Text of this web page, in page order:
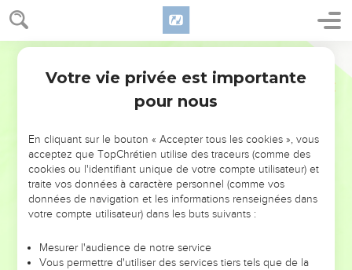
NE MANQUEZ PAS L’ÉVÉNEMENT
DE L’ANNÉE !
ET SI LEURS ERREURS POUVAIENT VOUS ÉVITER LES
VOTRES ?
leur foi ou leur vision. Mais on voit moins les doutes, les erreurs
et les saisons difficiles qu'ils ont traversés, alors même que ce
Votre vie privée est importante
pour nous
En cliquant sur le bouton « Accepter tous les cookies », vous
acceptez que TopChrétien utilise des traceurs (comme des
cookies ou l'identifiant unique de votre compte utilisateur) et
traite vos données à caractère personnel (comme vos
données de navigation et les informations renseignées dans
votre compte utilisateur) dans les buts suivants :
Mesurer l'audience de notre service
Vous permettre d'utiliser des services tiers tels que de la